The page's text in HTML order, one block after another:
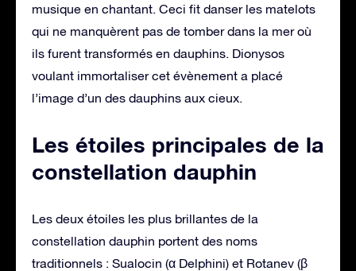
musique en chantant. Ceci fit danser les matelots
qui ne manquèrent pas de tomber dans la mer où
ils furent transformés en dauphins. Dionysos
voulant immortaliser cet évènement a placé
l’image d’un des dauphins aux cieux.
Les étoiles principales de la
constellation dauphin
Les deux étoiles les plus brillantes de la
constellation dauphin portent des noms
traditionnels : Sualocin (α Delphini) et Rotanev (β